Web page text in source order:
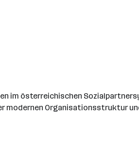
im österreichischen
modernen Organisationsstruktur